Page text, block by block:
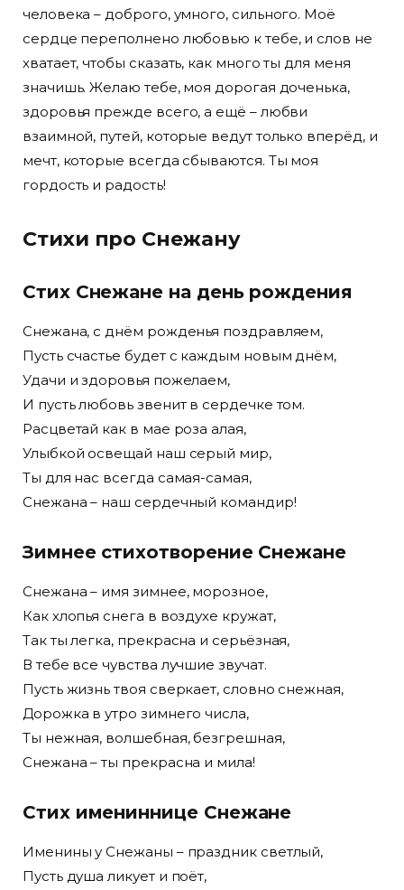
человека – доброго, умного, сильного. Моё
сердце переполнено любовью к тебе, и слов не
хватает, чтобы сказать, как много ты для меня
значишь. Желаю тебе, моя дорогая доченька,
здоровья прежде всего, а ещё – любви
взаимной, путей, которые ведут только вперёд, и
мечт, которые всегда сбываются. Ты моя
гордость и радость!
Стихи про Снежану
Стих Снежане на день рождения
Снежана, с днём рожденья поздравляем,
Пусть счастье будет с каждым новым днём,
Удачи и здоровья пожелаем,
И пусть любовь звенит в сердечке том.
Расцветай как в мае роза алая,
Улыбкой освещай наш серый мир,
Ты для нас всегда самая-самая,
Снежана – наш сердечный командир!
Зимнее стихотворение Снежане
Снежана – имя зимнее, морозное,
Как хлопья снега в воздухе кружат,
Так ты легка, прекрасна и серьёзная,
В тебе все чувства лучшие звучат.
Пусть жизнь твоя сверкает, словно снежная,
Дорожка в утро зимнего числа,
Ты нежная, волшебная, безгрешная,
Снежана – ты прекрасна и мила!
Стих имениннице Снежане
Именины у Снежаны – праздник светлый,
Пусть душа ликует и поёт,